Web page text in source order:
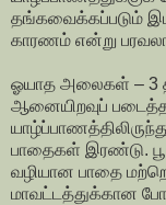
தங்கவைக்கப்படும்
காரணம் என்று
ஓயாத அலைகள் – 3
ஆனையிறவுப்
பாதைகள் இரண்டு.
வழியான பாதை
மாவட்டத்துக்கான